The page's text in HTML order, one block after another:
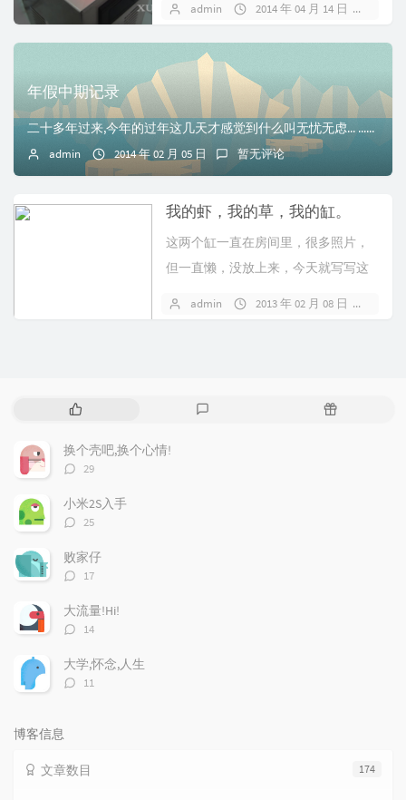
admin 2014 年 04 月 14 日
年假中期记录
二十多年过来,今年的过年这几天才感觉到什么叫无忧无虑... ...读书的时候,无忧无虑的日子过惯了.现在觉得那时候真是什么事情都不用想,什么事情都是船到桥...
admin 2014 年 02 月 05 日 暂无评论
我的虾，我的草，我的缸。
这两个缸一直在房间里，很多照片，
但一直懒，没放上来，今天就写写这
admin 2013 年 02 月 08 日
热
文
章
随
换个壳吧,换个心情!
评
数：
29
小米2S入手
评
数：
25
败家仔
评
数：
17
大流量!Hi!
评
数：
14
大学,怀念,人生
评
11
博客信息
174
文章数目